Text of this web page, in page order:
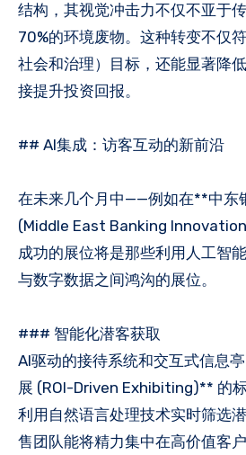
结构，其视觉冲击力不仅不亚于
70%的环境废物。这种转变不仅符
社会和治理）目标，还能显著降
接提升投资回报。
## AI集成：访客互动的新前沿
在未来几个月中——例如在**中东
(Middle East Banking
成功的展位将是那些利用人工智
与数字数据之间鸿沟的展位。
### 智能化潜客获取
AI驱动的接待系统和交互式信息
展 (ROI-Driven Exhibiting)** 的
利用自然语言处理技术实时筛选
售团队能将精力集中在高价值客